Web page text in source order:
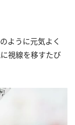
ように元気よく
視線を移すたび